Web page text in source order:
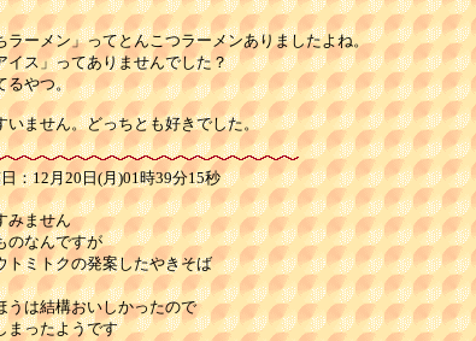
ラーメン」ってとんこつラーメンありましたよね。
イス」ってありませんでした？
るやつ。
いません。どっちとも好きでした。
12月20日(月)01時39分15秒
みません
のなんですが
トミトクの発案したやきそば
うは結構おいしかったので
まったようです